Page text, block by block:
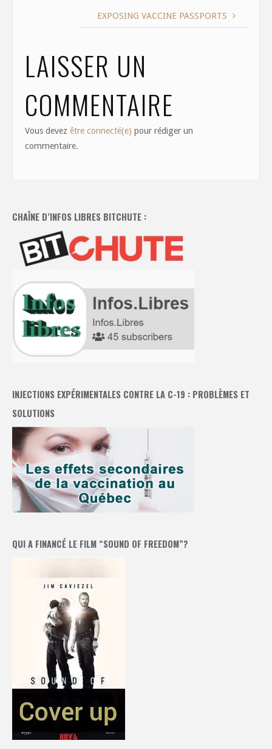
EXPOSING VACCINE PASSPORTS
LAISSER UN
COMMENTAIRE
Vous devezêtre connecté(e) pour rédiger un
commentaire.
CHAÎNE D’INFOS LIBRES BITCHUTE :
INJECTIONS EXPÉRIMENTALES CONTRE LA C-19 : PROBLÈMES ET
SOLUTIONS
QUI A FINANCÉ LE FILM “SOUND OF FREEDOM”?